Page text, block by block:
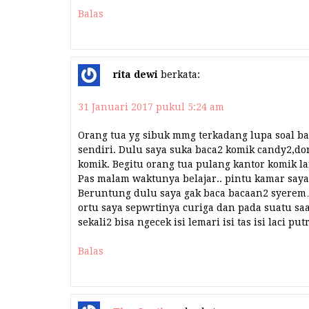
Balas
rita dewi berkata:
31 Januari 2017 pukul 5:24 am
Orang tua yg sibuk mmg terkadang lupa soal
sendiri. Dulu saya suka baca2 komik
komik. Begitu orang tua pulang kantor komik
Pas malam waktunya belajar.. pintu kamar
Beruntung dulu saya gak baca bacaan2
ortu saya sepwrtinya curiga dan pada suatu
sekali2 bisa ngecek isi lemari isi tas isi laci
Balas